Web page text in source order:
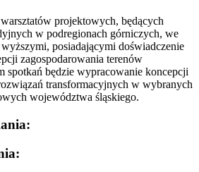
projektowych, będących
w podregionach górniczych, we
posiadającymi doświadczenie
zagospodarowania terenów
spotkań będzie wypracowanie koncepcji
transformacyjnych w wybranych
województwa śląskiego.